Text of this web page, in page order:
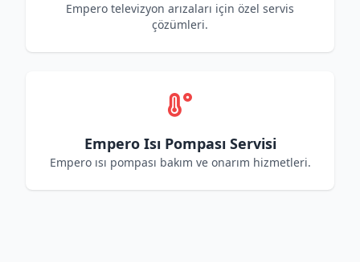
Empero televizyon arızaları için özel servis
çözümleri.
Empero Isı Pompası Servisi
Empero ısı pompası bakım ve onarım hizmetleri.